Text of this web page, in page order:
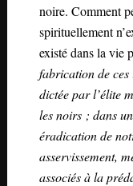
noire. Comment
spirituellement
existé dans la vie
fabrication de ces
dictée par l’élite
les noirs ; dans
éradication de
asservissement,
associés à la